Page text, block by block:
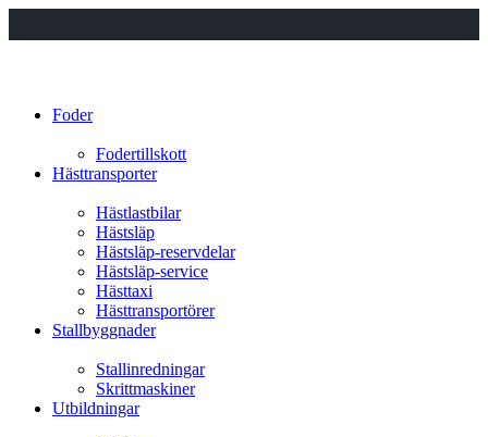
Foder
Fodertillskott
Hästtransporter
Hästlastbilar
Hästsläp
Hästsläp-reservdelar
Hästsläp-service
Hästtaxi
Hästtransportörer
Stallbyggnader
Stallinredningar
Skrittmaskiner
Utbildningar